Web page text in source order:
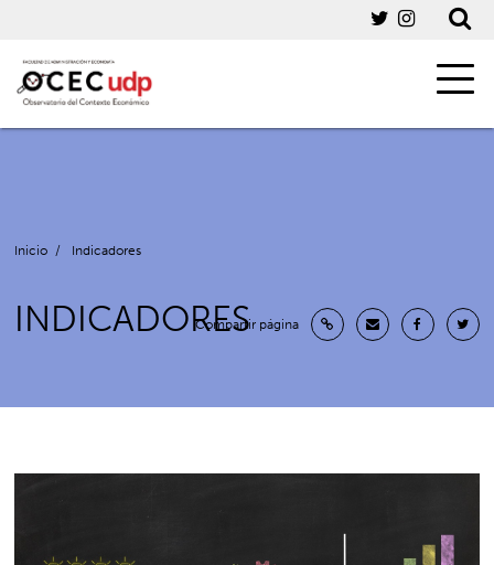
Inicio / Indicadores
INDICADORES
Compartir página